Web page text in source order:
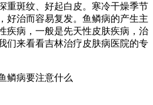
重斑纹、好起白皮。寒冷干燥季节
好治而容易复发。鱼鳞病的产生主
疾病，一般是先天性皮肤疾病，治
们来看看吉林治疗皮肤病医院的专